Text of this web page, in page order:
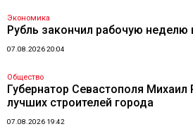
Экономика
Рубль закончил рабочую неделю
07.08.2026 20:04
Общество
Губернатор Севастополя
лучших строителей города
07.08.2026 19:42